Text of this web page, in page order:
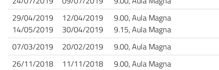
29/04/2019
14/05/2019
12/04/2019
30/04/2019
9.00, Aula Magna
9.15, Aula Magna
07/03/2019
20/02/2019
9.00, Aula Magna
26/11/2018
11/11/2018
9.00, Aula Magna